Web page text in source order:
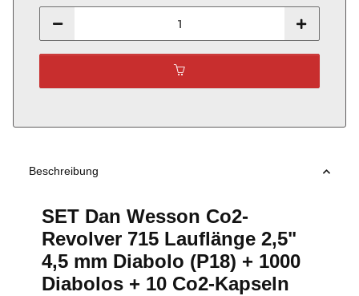
Beschreibung
SET Dan Wesson Co2-
Revolver 715 Lauflänge 2,5"
4,5 mm Diabolo (P18) + 1000
Diabolos + 10 Co2-Kapseln